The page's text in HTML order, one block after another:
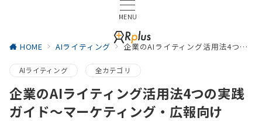
MENU
HOME AIライティング 企業のAIライティング活用法4つの実践ガイド～マーケティング・広報向け
AIライティング 全カテゴリ
企業のAIライティング活用法4つの実践
ガイド～マーケティング・広報向け